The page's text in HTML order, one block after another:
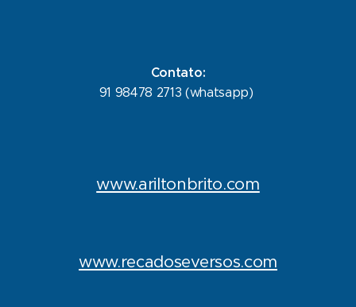
Contato:
91 98478 2713 (whatsapp)
www.ariltonbrito.com
www.recadoseversos.com